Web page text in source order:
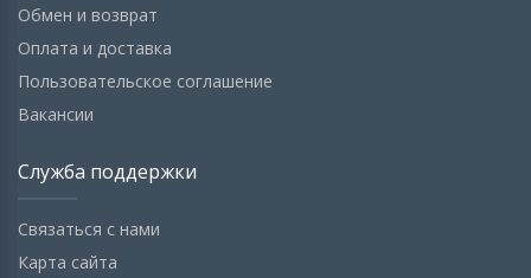
Обмен и возврат
Оплата и доставка
Пользовательское соглашение
Вакансии
Служба поддержки
Связаться с нами
Карта сайта